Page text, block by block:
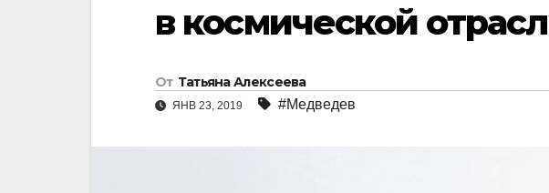
в космической
От Татьяна Алексеева
ЯНВ 23, 2019 #Медведев